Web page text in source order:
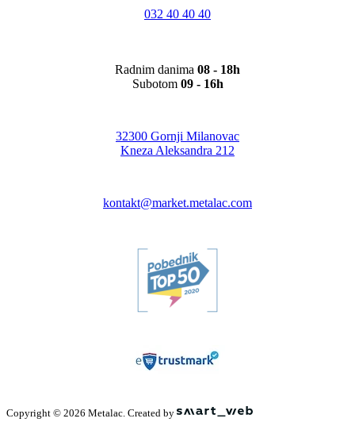
032 40 40 40
Radnim danima 08 - 18h
Subotom 09 - 16h
32300 Gornji Milanovac
Kneza Aleksandra 212
kontakt@market.metalac.com
Copyright © 2026 Metalac. Created by